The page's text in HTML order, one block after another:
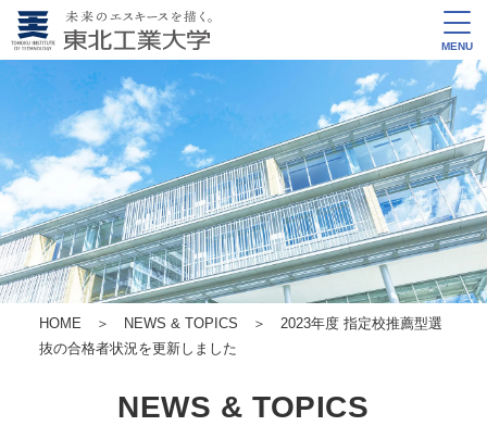
MENU
HOME ＞ NEWS & TOPICS ＞ 2023年度 指定校推薦型選
抜の合格者状況を更新しました
NEWS & TOPICS